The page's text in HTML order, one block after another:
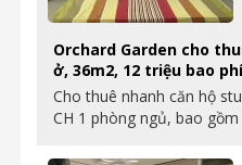
Orchard Garden cho
ở, 36m2, 12 triệu bao
Cho thuê nhanh căn hộ
CH 1 phòng ngủ, bao